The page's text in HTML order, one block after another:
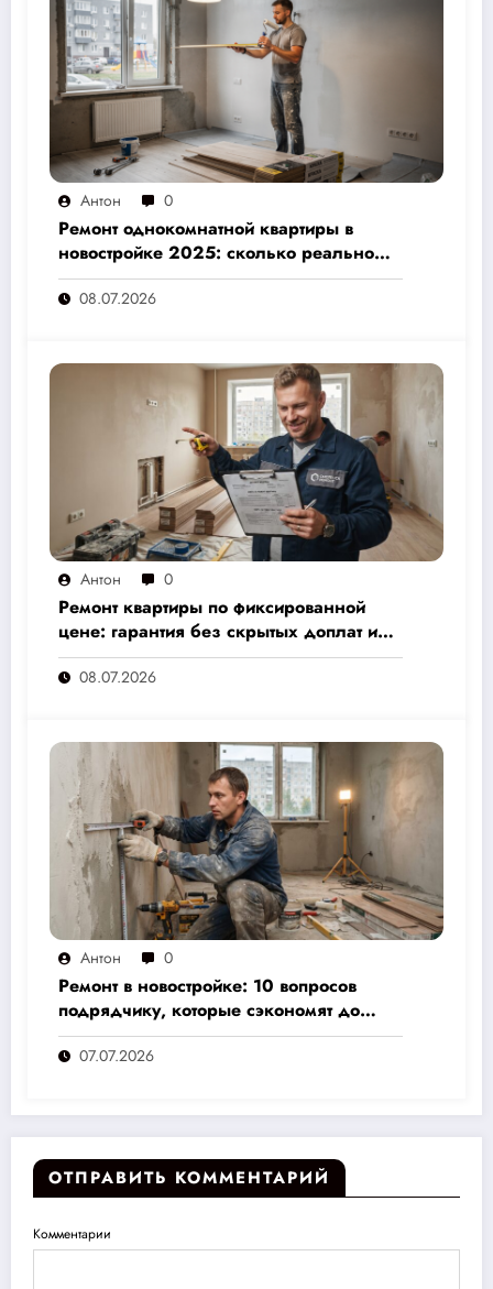
Антон 0
Ремонт однокомнатной квартиры в
новостройке 2025: сколько реально
стоит и как не переплатить — полный
расчёт от 500 000 рублей
08.07.2026
Антон 0
Ремонт квартиры по фиксированной
цене: гарантия без скрытых доплат и
переплат
08.07.2026
Антон 0
Ремонт в новостройке: 10 вопросов
подрядчику, которые сэкономят до
30% бюджета и избавят от головной
боли07.07.2026
ОТПРАВИТЬ КОММЕНТАРИЙ
Комментарии